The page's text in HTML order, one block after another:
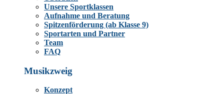
Unsere Sportklassen
Aufnahme und Beratung
Spitzenförderung (ab Klasse 9)
Sportarten und Partner
Team
FAQ
Musikzweig
Konzept